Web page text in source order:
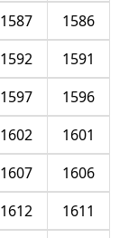
1586
1587
1591
1592
1596
1597
1601
1602
1606
1607
1611
1612